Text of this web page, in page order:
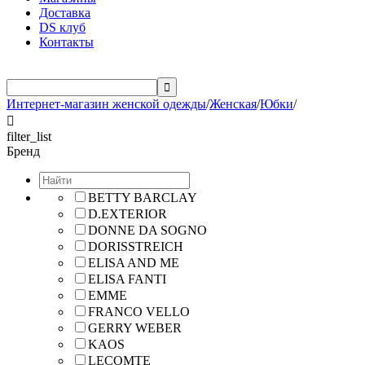
Доставка
DS клуб
Контакты

Интернет-магазин женской одежды/Женская/Юбки/

filter_list
Бренд
BETTY BARCLAY
D.EXTERIOR
DONNE DA SOGNO
DORISSTREICH
ELISA AND ME
ELISA FANTI
EMME
FRANCO VELLO
GERRY WEBER
KAOS
LECOMTE